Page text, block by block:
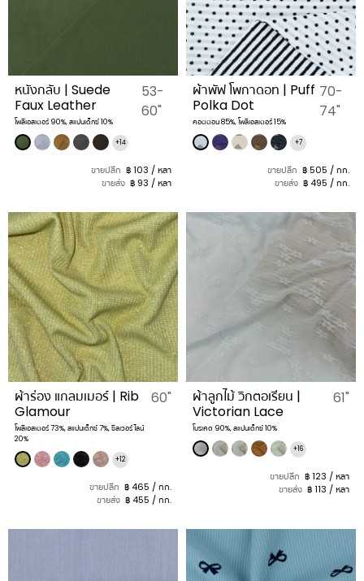
หนังกลับ | Suede
Faux Leather
โพลีเอสเตอร์ 90%, สแปนเด็กซ์ 10%
53-
60"
+14
ขายปลีก ฿ 103 / หลา
ขายส่ง ฿ 93 / หลา
ผ้าพัฟ โพกาดอท | Puff
Polka Dot
คอตตอน 85%, โพลีเอสเตอร์ 15%
70-
74"
+7
ขายปลีก ฿ 505 / กก.
ขายส่ง ฿ 495 / กก.
ผ้าร่อง แกลมเมอร์ | Rib
Glamour
โพลีเอสเตอร์ 73%, สแปนเด็กซ์ 7%, ซิลเวอร์ ไลน์
20%
60"
+12
ขายปลีก ฿ 465 / กก.
ขายส่ง ฿ 455 / กก.
ผ้าลูกไม้ วิกตอเรียน |
Victorian Lace
โบรเคด 90%, สแปนเด็กซ์ 10%
61"
+16
ขายปลีก ฿ 123 / หลา
ขายส่ง ฿ 113 / หลา